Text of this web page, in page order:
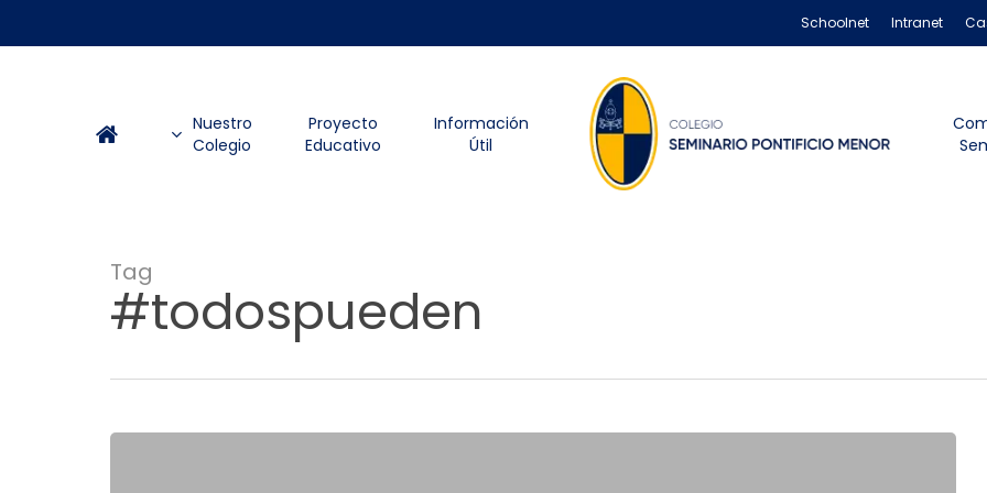
main
Schoolnet Intranet
Nuestro
Colegio
Proyecto
Educativo
Información
Útil
Tag
#todospueden
«Formar